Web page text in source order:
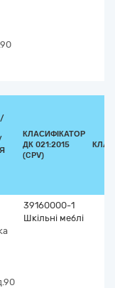
/
КЛАСИФІКАТОР
ДК 021:2015
(CPV)
39160000-1
Шкільні меблі